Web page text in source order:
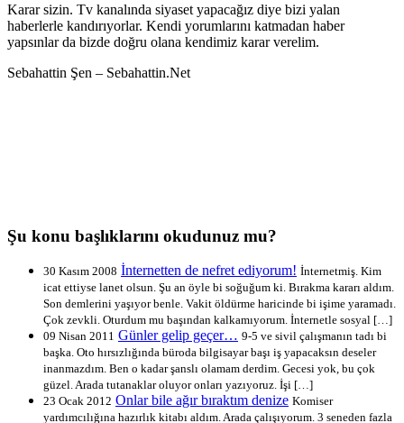
Karar sizin. Tv kanalında siyaset yapacağız diye bizi yalan
haberlerle kandırıyorlar. Kendi yorumlarını katmadan haber
yapsınlar da bizde doğru olana kendimiz karar verelim.
Sebahattin Şen – Sebahattin.Net
Şu konu başlıklarını okudunuz mu?
30 Kasım 2008 İnternetten de nefret ediyorum! İnternetmiş. Kim
icat ettiyse lanet olsun. Şu an öyle bi soğuğum ki. Bırakma kararı aldım.
Son demlerini yaşıyor benle. Vakit öldürme haricinde bi işime yaramadı.
Çok zevkli. Oturdum mu başından kalkamıyorum. İnternetle sosyal […]
09 Nisan 2011 Günler gelip geçer… 9-5 ve sivil çalışmanın tadı bi
başka. Oto hırsızlığında büroda bilgisayar başı iş yapacaksın deseler
inanmazdım. Ben o kadar şanslı olamam derdim. Gecesi yok, bu çok
güzel. Arada tutanaklar oluyor onları yazıyoruz. İşi […]
23 Ocak 2012 Onlar bile ağır bıraktım denize Komiser
yardımcılığına hazırlık kitabı aldım. Arada çalışıyorum. 3 seneden fazla